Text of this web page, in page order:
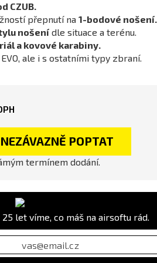
CZUB.
přepnutí na 1-bodové nošení.
nošení dle situace a terénu.
a kovové karabiny.
ale i s ostatními typy zbraní.
NEZÁVAZNĚ POPTAT
termínem dodání.
let víme, co máš na airsoftu rád.